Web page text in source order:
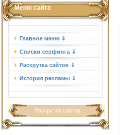
Меню сайта
Главное меню ⇓
Списки серфинга ⇓
Раскрутка сайтов ⇓
История рекламы ⇓
Раскрутка сайтов